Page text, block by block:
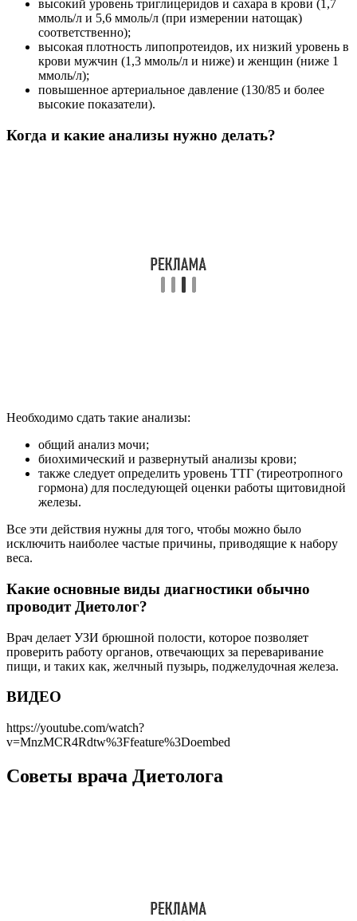
высокий уровень триглицеридов и сахара в крови (1,7
ммоль/л и 5,6 ммоль/л (при измерении натощак)
соответственно);
высокая плотность липопротеидов, их низкий уровень в
крови мужчин (1,3 ммоль/л и ниже) и женщин (ниже 1
ммоль/л);
повышенное артериальное давление (130/85 и более
высокие показатели).
Когда и какие анализы нужно делать?
Необходимо сдать такие анализы:
общий анализ мочи;
биохимический и развернутый анализы крови;
также следует определить уровень ТТГ (тиреотропного
гормона) для последующей оценки работы щитовидной
железы.
Все эти действия нужны для того, чтобы можно было
исключить наиболее частые причины, приводящие к набору
веса.
Какие основные виды диагностики обычно
проводит Диетолог?
Врач делает УЗИ брюшной полости, которое позволяет
проверить работу органов, отвечающих за переваривание
пищи, и таких как, желчный пузырь, поджелудочная железа.
ВИДЕО
https://youtube.com/watch?
v=MnzMCR4Rdtw%3Ffeature%3Doembed
Советы врача Диетолога